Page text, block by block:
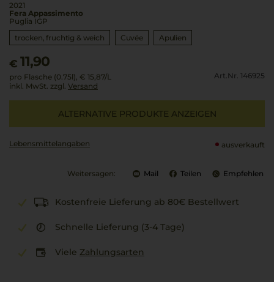
2021
Fera Appassimento
Puglia IGP
trocken, fruchtig & weich
Cuvée Apulien
€ 11,90
pro Flasche (0.75l), € 15,87/L
inkl. MwSt. zzgl. Versand
Art.Nr. 146925
ALTERNATIVE PRODUKTE ANZEIGEN
Lebensmittel­angaben ausverkauft
Weitersagen: Mail Teilen Empfehlen
Kostenfreie Lieferung ab 80€ Bestellwert
Schnelle Lieferung (3-4 Tage)
Viele Zahlungsarten